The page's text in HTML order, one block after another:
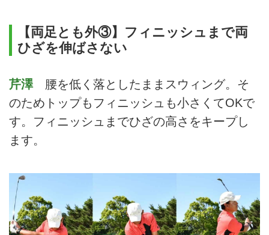
【両足とも外③】フィニッシュまで両
ひざを伸ばさない
芹澤腰を低く落としたままスウィング。そ
のためトップもフィニッシュも小さくてOKで
す。フィニッシュまでひざの高さをキープし
ます。